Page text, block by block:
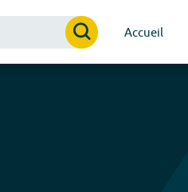
Accueil